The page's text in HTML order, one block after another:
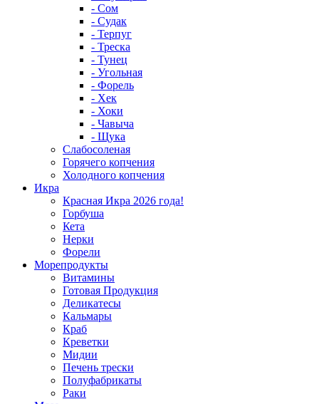
- Сом
- Судак
- Терпуг
- Треска
- Тунец
- Угольная
- Форель
- Хек
- Хоки
- Чавыча
- Щука
Слабосоленая
Горячего копчения
Холодного копчения
Икра
Красная Икра 2026 года!
Горбуша
Кета
Нерки
Форели
Морепродукты
Витамины
Готовая Продукция
Деликатесы
Кальмары
Краб
Креветки
Мидии
Печень трески
Полуфабрикаты
Раки